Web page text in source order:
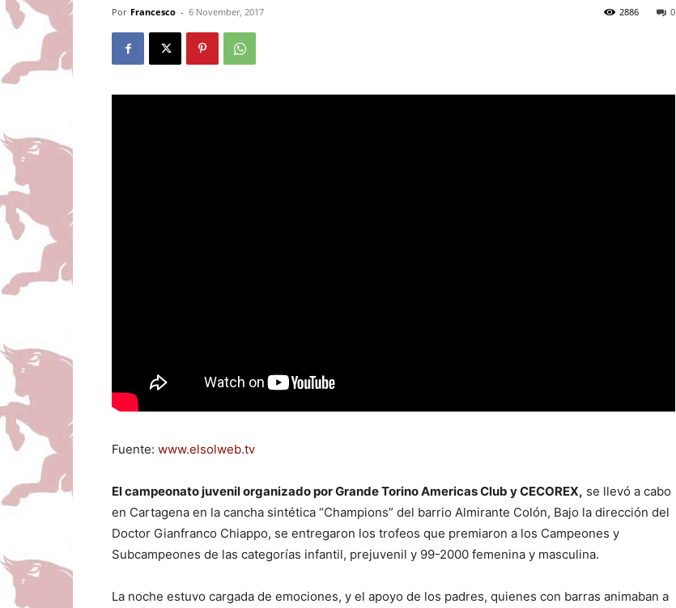
Por Francesco - 6 November, 2017 0
2886
Fuente: www.elsolweb.tv
El campeonato juvenil organizado por Grande Torino Americas Club y CECOREX, se llevó a cabo
en Cartagena en la cancha sintética “Champions” del barrio Almirante Colón, Bajo la dirección del
Doctor Gianfranco Chiappo, se entregaron los trofeos que premiaron a los Campeones y
Subcampeones de las categorías infantil, prejuvenil y 99-2000 femenina y masculina.
La noche estuvo cargada de emociones, y el apoyo de los padres, quienes con barras animaban a